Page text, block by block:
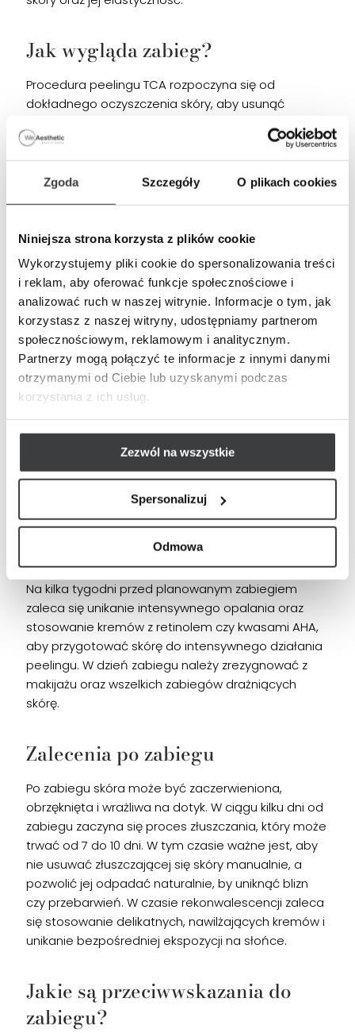
Zgoda Szczegóły O plikach cookies
Niniejsza strona korzysta z plików cookie
Wykorzystujemy pliki cookie do spersonalizowania treści
i reklam, aby oferować funkcje społecznościowe i
analizować ruch w naszej witrynie. Informacje o tym, jak
korzystasz z naszej witryny, udostępniamy partnerom
społecznościowym, reklamowym i analitycznym.
Partnerzy mogą połączyć te informacje z innymi danymi
otrzymanymi od Ciebie lub uzyskanymi podczas
korzystania z ich usług.
Zezwól na wszystkie
Spersonalizuj
Odmowa
Jak wygląda zabieg?
Procedura peelingu TCA rozpoczyna się od
dokładnego oczyszczenia skóry, aby usunąć
przyjęcie kwasu trójchlorooctowego. Po
oczyszczeniu, specjalista aplikuje kwas na wybrane
obszary skóry, używając specjalnie do tego celu
do indywidualnych potrzeb pacjenta oraz rodzaju
problemu skórnego, który ma być leczony. Po
określonym czasie kwas jest neutralizowany
specjalnym roztworem, a skóra jest łagodnie
oczyszczona i zabezpieczona odpowiednim
kremem regenerującym. Efekty po peelingu TCA
obejmują wyraźne wygładzenie skóry, redukcję
drobnych linii i zmarszczek, zmniejszenie
przebarwień oraz poprawę ogólnej tekstury skóry,
nadając jej świeższy i bardziej młodzieńczy wygląd.
utrwalenia efektów, zaleca się wykonanie serii
sesji peelingu TCA, przeprowadzanych w odstępach
Jak się przygotować do zabiegu?
Na kilka tygodni przed planowanym zabiegiem
zaleca się unikanie intensywnego opalania oraz
stosowanie kremów z retinolem czy kwasami AHA,
aby przygotować skórę do intensywnego działania
peelingu. W dzień zabiegu należy zrezygnować z
makijażu oraz wszelkich zabiegów drażniących
skórę.
Zalecenia po zabiegu
Po zabiegu skóra może być zaczerwieniona,
obrzęknięta i wrażliwa na dotyk. W ciągu kilku dni od
zabiegu zaczyna się proces złuszczania, który może
trwać od 7 do 10 dni. W tym czasie ważne jest, aby
nie usuwać złuszczającej się skóry manualnie, a
pozwolić jej odpadać naturalnie, by uniknąć blizn
czy przebarwień. W czasie rekonwalescencji zaleca
się stosowanie delikatnych, nawilżających kremów i
unikanie bezpośredniej ekspozycji na słońce.
Jakie są przeciwwskazania do
zabiegu?